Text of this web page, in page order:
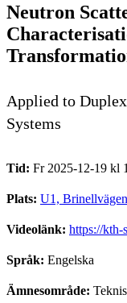
Neutron
Applied to
Systems
Tid: Fr 2025-12-19 kl
Plats: U1,
Videolänk: https://kth-
Språk: Engelska
Ämnesområde: